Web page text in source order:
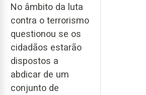
No âmbito da luta
contra o terrorismo
questionou se os
cidadãos estarão
dispostos a
abdicar de um
conjunto de